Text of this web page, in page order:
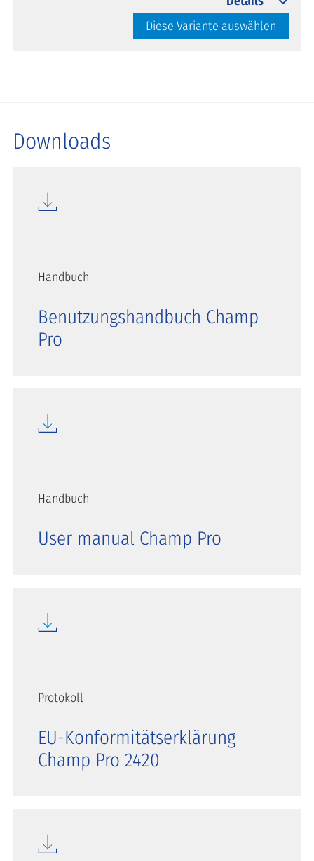
Diese Variante auswählen
Downloads
Handbuch
Benutzungshandbuch Champ
Pro
Handbuch
User manual Champ Pro
Protokoll
EU-Konformitätserklärung
Champ Pro 2420